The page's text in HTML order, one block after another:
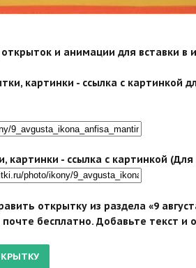
и анимации для вставки в
картинки - ссылка с картинкой
картинки - ссылка с картинкой
открытку из раздела «9
бесплатно. Добавьте текст и